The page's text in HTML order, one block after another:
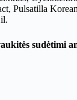
Pulsatilla
sudėtimi